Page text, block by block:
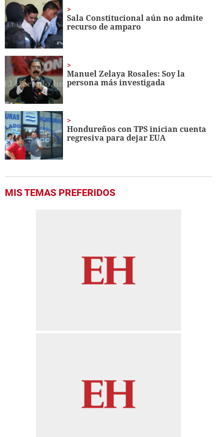
1
minute,
48
seconds
Sala Constitucional aún no admite
recurso de amparo
Manuel Zelaya Rosales: Soy la
persona más investigada
Hondureños con TPS inician cuenta
regresiva para dejar EUA
MIS TEMAS PREFERIDOS